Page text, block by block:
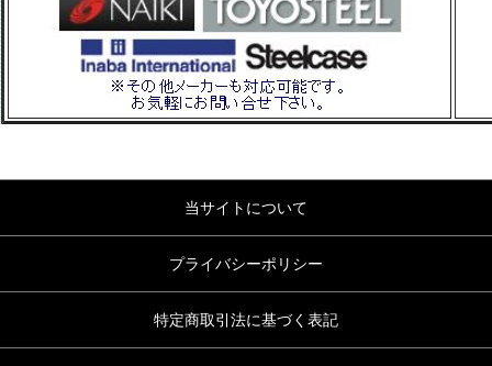
当サイトについて
プライバシーポリシー
特定商取引法に基づく表記